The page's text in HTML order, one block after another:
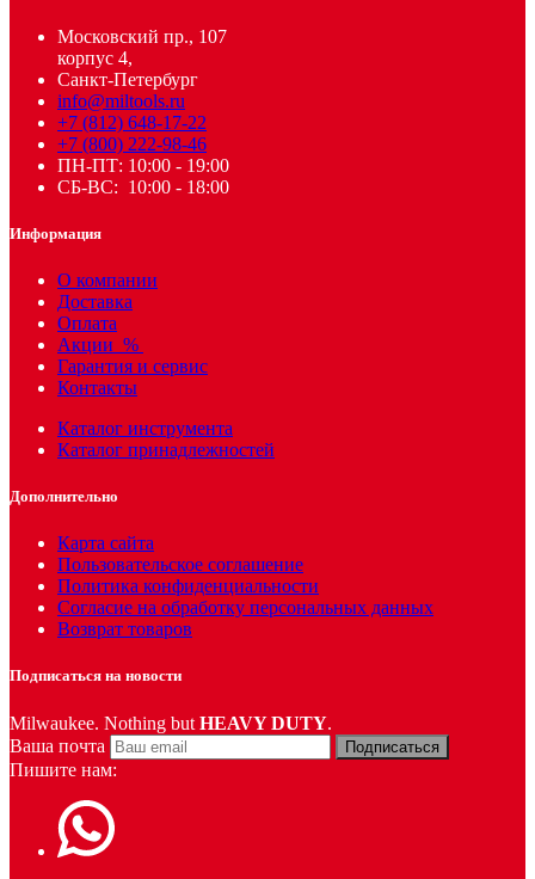
Московский пр., 107
корпус 4,
Санкт-Петербург
info@miltools.ru
+7 (812) 648-17-22
+7 (800) 222-98-46
ПН-ПТ: 10:00 - 19:00
СБ-ВС: 10:00 - 18:00
Информация
О компании
Доставка
Оплата
Акции %
Гарантия и сервис
Контакты
Каталог инструмента
Каталог принадлежностей
Дополнительно
Карта сайта
Пользовательское соглашение
Политика конфиденциальности
Согласие на обработку персональных данных
Возврат товаров
Подписаться на новости
Milwaukee. Nothing but HEAVY DUTY.
Ваша почта
Подписаться
Пишите нам: